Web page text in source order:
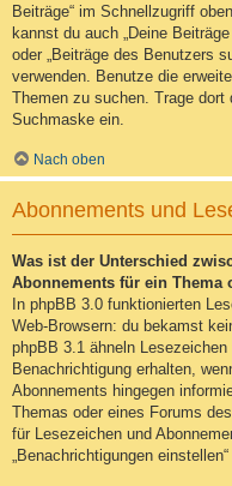
Beiträge“ im Schnellzugriff
kannst du auch „Deine
oder „Beiträge des Benutzers
verwenden. Benutze die
Themen zu suchen. Trage dort
Suchmaske ein.
Nach oben
Abonnements und
Was ist der Unterschied
Abonnements für ein Thema
In phpBB 3.0 funktionierten
Web-Browsern: du bekamst
phpBB 3.1 ähneln
Benachrichtigung erhalten,
Abonnements hingegen
Themas oder eines Forums
für Lesezeichen und
„Benachrichtigungen